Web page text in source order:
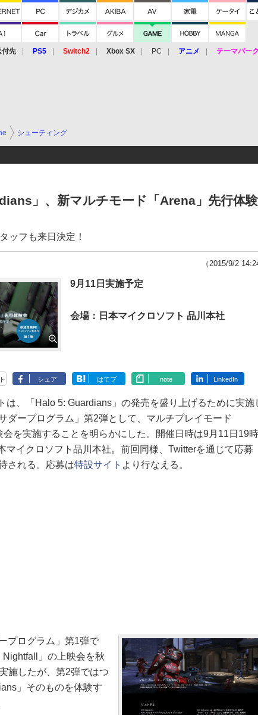
付先 PS5 Switch2 Xbox SX PC アニメ テーマパーク
シューティング
」、新マルチモード「Arena」先行体験
ッフも来日決定！
（2015/9/2
9月11日実施予定
会場：日本マイクロソフト 品川本社
シェア はてブ note LinkedIn
、「Halo 5: Guardians」の発売を盛り上げるために実施
ダープログラム」第2弾として、マルチプレイモード
会を実施することを明らかにした。開催日時は9月11日19
マイクロソフト品川本社。前回同様、Twitterを通じて応募
される。応募は特設サイト より行なえる。
プログラム」第1弾で
」の上映会を秋
施したが、第2弾ではつ
」そのものを体験す